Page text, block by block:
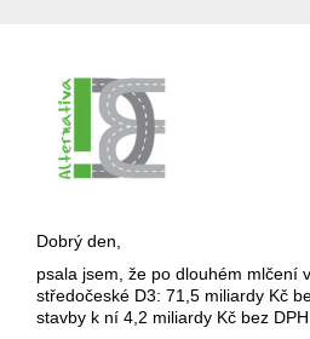
Dobrý den,
psala jsem, že po dlouhém mlčení
středočeské D3: 71,5 miliardy Kč
stavby k ní 4,2 miliardy Kč bez DPH.